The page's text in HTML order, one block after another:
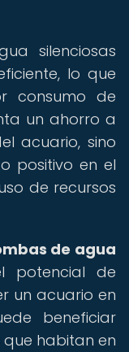
silenciosas
lo que
consumo de
un ahorro a
acuario, sino
positivo en el
de recursos
de agua
potencial de
un acuario en
beneficiar
habitan en